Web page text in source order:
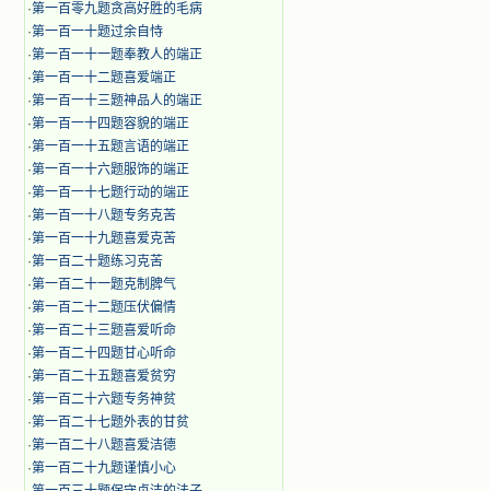
·第一百零九题贪高好胜的毛病
·第一百一十题过余自恃
·第一百一十一题奉教人的端正
·第一百一十二题喜爱端正
·第一百一十三题神品人的端正
·第一百一十四题容貌的端正
·第一百一十五题言语的端正
·第一百一十六题服饰的端正
·第一百一十七题行动的端正
·第一百一十八题专务克苦
·第一百一十九题喜爱克苦
·第一百二十题练习克苦
·第一百二十一题克制脾气
·第一百二十二题压伏偏情
·第一百二十三题喜爱听命
·第一百二十四题甘心听命
·第一百二十五题喜爱贫穷
·第一百二十六题专务神贫
·第一百二十七题外表的甘贫
·第一百二十八题喜爱洁德
·第一百二十九题谨慎小心